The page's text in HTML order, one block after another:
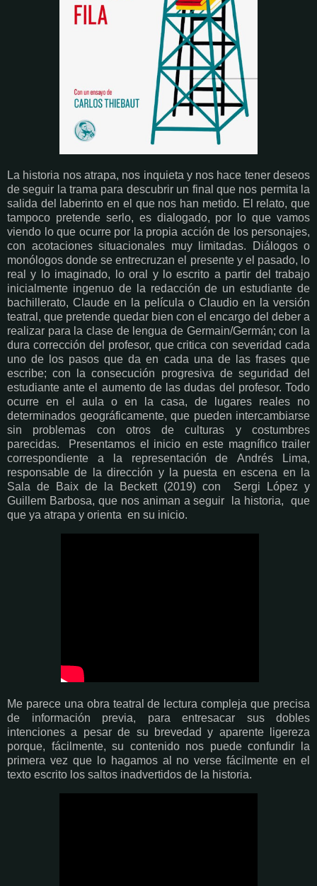
La historia nos atrapa, nos inquieta y nos hace tener deseos
de seguir la trama para descubrir un final que nos permita la
salida del laberinto en el que nos han metido. El relato, que
tampoco pretende serlo, es dialogado, por lo que vamos
viendo lo que ocurre por la propia acción de los personajes,
con acotaciones situacionales muy limitadas. Diálogos o
monólogos donde se entrecruzan el presente y el pasado, lo
real y lo imaginado, lo oral y lo escrito a partir del trabajo
inicialmente ingenuo de la redacción de un estudiante de
bachillerato, Claude en la película o Claudio en la versión
teatral, que pretende quedar bien con el encargo del deber a
realizar para la clase de lengua de Germain/Germán; con la
dura corrección del profesor, que critica con severidad cada
uno de los pasos que da en cada una de las frases que
escribe; con la consecución progresiva de seguridad del
estudiante ante el aumento de las dudas del profesor. Todo
ocurre en el aula o en la casa, de lugares reales no
determinados geográficamente, que pueden intercambiarse
sin problemas con otros de culturas y costumbres
parecidas. Presentamos el inicio en este magnífico trailer
correspondiente a la representación deAndrés Lima,
responsable de la dirección y la puesta en escena en la
Sala de Baix de la Beckett (2019) con Sergi López y
Guillem Barbosa, que nos animan a seguir la historia, que
que ya atrapa y orienta en su inicio.
Me parece una obra teatral de lectura compleja que precisa
de información previa, para entresacar sus dobles
intenciones a pesar de su brevedad y aparente ligereza
porque, fácilmente, su contenido nos puede confundir la
primera vez que lo hagamos al no verse fácilmente en el
texto escrito los saltos inadvertidos de la historia.